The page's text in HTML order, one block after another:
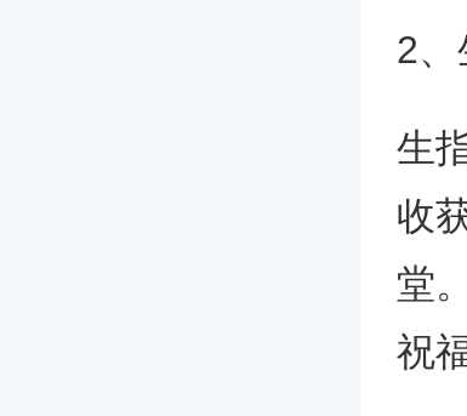
2
生
收
堂
祝